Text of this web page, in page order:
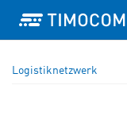
Logistiknetzwerk